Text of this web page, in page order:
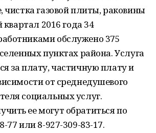
чистка газовой плиты, раковины
2016 года 34
обслужено 375
пунктах района. Услуга
за плату, частичную плату и
от среднедушевого
социальных услуг.
ее могут обратиться по
77 или 8-927-309-83-17.